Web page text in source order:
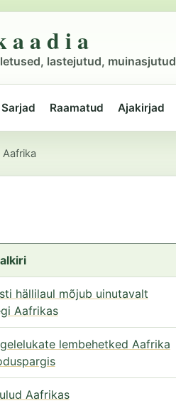
a a d i a
lastejutud, muinasjutud
Sarjad Raamatud Ajakirjad
Aafrika
hällilaul mõjub uinutavalt
Aafrikas
lembehetked Aafrika
Aafrikas